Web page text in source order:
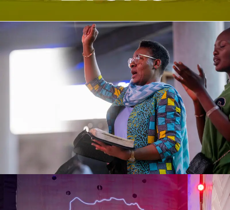
CMP| Jeudi
Culte d'enseignement
CMP